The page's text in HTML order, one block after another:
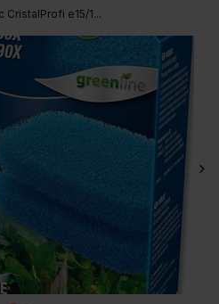
CristalProfi e15/1...